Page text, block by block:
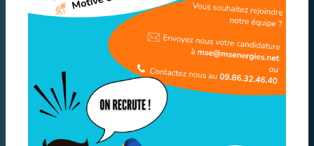
Adresse
Bussy saint Georges